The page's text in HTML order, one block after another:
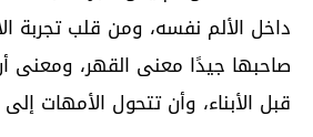
داخل الألم نفسه، ومن قلب تجربة
صاحبها جيدًا معنى القهر، ومعنى
قبل الأبناء، وأن تتحول الأمهات إلى